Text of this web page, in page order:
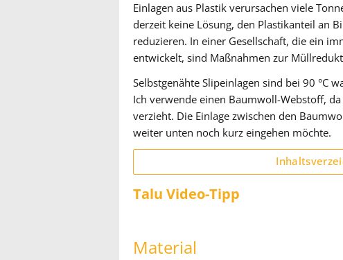
Einlagen aus Plastik verursachen viele
derzeit keine Lösung, den Plastikanteil an
reduzieren. In einer Gesellschaft, die ein
entwickelt, sind Maßnahmen zur
Selbstgenähte Slipeinlagen sind bei 90 °C
Ich verwende einen Baumwoll-Webstoff,
verzieht. Die Einlage zwischen den
weiter unten noch kurz eingehen möchte.
Talu Video-Tipp
Material